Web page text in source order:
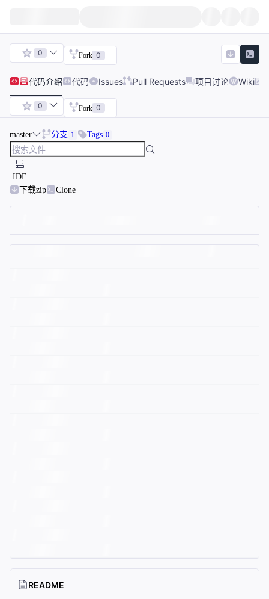
0 Fork 0
代码介绍 代码 Issues Pull Requests 项目讨论 Wiki
0 Fork 0
master 分支 1 Tags 0
IDE
下载zip
Clone
README